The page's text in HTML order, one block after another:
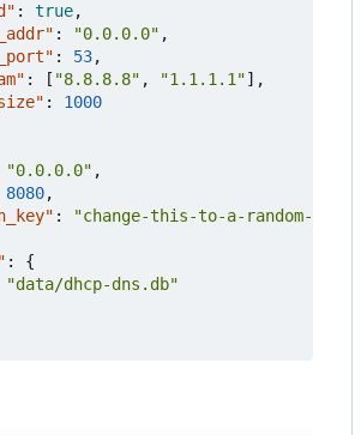
: true,
: "0.0.0.0" ,
: 53,
: [ "8.8.8.8" , "1.1.1.1"],
:
1000
"0.0.0.0" ,
8080,
:
"change-this-to-a-random-
:
{
"data/dhcp-dns.db"